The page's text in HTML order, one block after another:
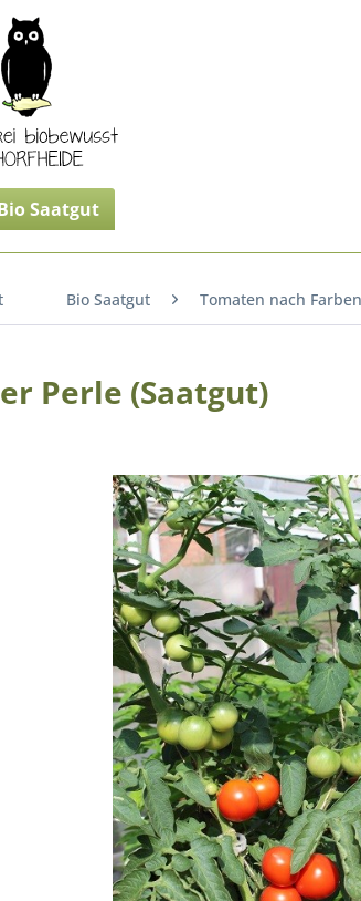
Saatgut
Bio Saatgut Tomaten nach Farben
Perle (Saatgut)